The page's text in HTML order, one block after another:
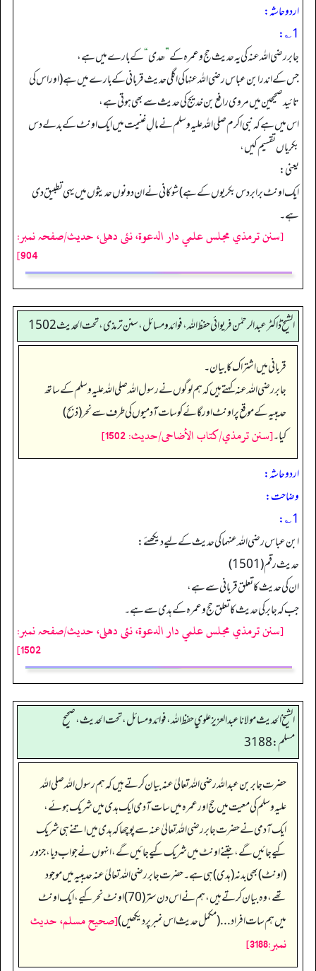
اردو حاشہ:
1؎:
جابر رضی اللہ عنہ کی یہ حدیث حج و عمرہ کے”ھدی“کے بارے میں ہے،
جس کے اندر ابن عباس رضی اللہ عنہا کی اگلی حدیث قربانی کے بارے میں ہے (اور اس کی
تائید صحیحین میں مروی رافع بن خدیج کی حدیث سے بھی ہوتی ہے،
اس میں ہے کہ نبی اکرم صلی اللہ علیہ وسلم نے مالِ غنیمت میں ایک اونٹ کے بدلے دس
بکریاں تقسیم کیں،
یعنی:
ایک اونٹ برابر دس بکریوں کے ہے) شوکانی نے ان دونوں حدیثوں میں یہی تطبیق دی
ہے۔
[سنن ترمذي مجلس علمي دار الدعوة، نئى دهلى، حدیث/صفحہ نمبر:
904]
الشیخ ڈاکٹر عبد الرحمٰن فریوائی حفظ اللہ، فوائد و مسائل، سنن ترمذی، تحت الحديث 1502
قربانی میں اشتراک کا بیان۔
جابر رضی الله عنہ کہتے ہیں کہ ہم لوگوں نے رسول اللہ صلی اللہ علیہ وسلم کے ساتھ
حدیبیہ کے موقع پر اونٹ اور گائے کو سات آدمیوں کی طرف سے نحر (ذبح)
کیا۔[سنن ترمذي/كتاب الأضاحى/حدیث: 1502]
اردو حاشہ:
وضاحت:
1؎:
ابن عباس رضی اللہ عنہما کی حدیث کے لیے دیکھئے:
حدیث رقم (1501)
ان کی حدیث کا تعلق قربانی سے ہے،
جب کہ جابر کی حدیث کا تعلق حج و عمرہ کے ہدی سے ہے۔
[سنن ترمذي مجلس علمي دار الدعوة، نئى دهلى، حدیث/صفحہ نمبر:
1502]
الشيخ الحديث مولانا عبدالعزيز علوي حفظ الله، فوائد و مسائل، تحت الحديث ، صحيح
مسلم: 3188
حضرت جابر بن عبداللہ رضی اللہ تعالیٰ عنہ بیان کرتے ہیں کہ ہم رسول اللہ صلی اللہ
علیہ وسلم کی معیت میں حج اور عمرہ میں سات آدمی ایک ہدی میں شریک ہوئے،
ایک آدمی نے حضرت جابر رضی اللہ تعالیٰ عنہ سے پوچھا کہ ہدی میں اتنے ہی شریک
کیے جائیں گے، جتنے اونٹ میں شریک کیے جائیں گے، انہوں نے جواب دیا، جزور
(اونٹ) بھی بدنہ (ہدی) ہی ہے۔ حضرت جابر رضی اللہ تعالیٰ عنہ حدیبیہ میں موجود
تھے، وہ بیان کرتے ہیں، ہم نے اس دن ستر (70) اونٹ نحر کیے، ایک اونٹ
میں ہم سات افراد... (مکمل حدیث اس نمبر پر دیکھیں)[صحيح مسلم، حديث
نمبر:3188]